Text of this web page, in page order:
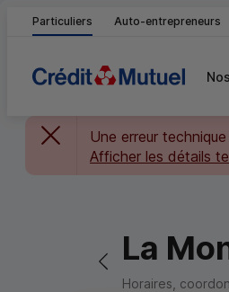
Particuliers Auto-entrepreneurs
Une erreur
Afficher les détails
Retour vers la page
La
Horaires,